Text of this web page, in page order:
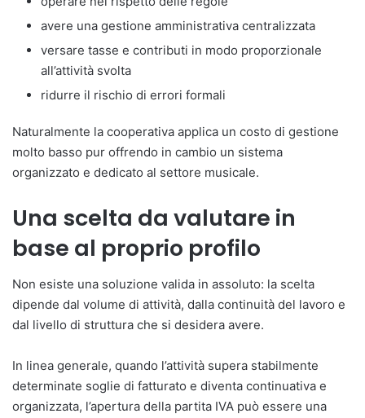
avere una gestione amministrativa centralizzata
versare tasse e contributi in modo proporzionale
all’attività svolta
ridurre il rischio di errori formali
Naturalmente la cooperativa applica un costo di gestione
molto basso pur offrendo in cambio un sistema
organizzato e dedicato al settore musicale.
Una scelta da valutare in
base al proprio profilo
Non esiste una soluzione valida in assoluto: la scelta
dipende dal volume di attività, dalla continuità del lavoro e
dal livello di struttura che si desidera avere.
In linea generale, quando l’attività supera stabilmente
determinate soglie di fatturato e diventa continuativa e
organizzata, l’apertura della partita IVA può essere una